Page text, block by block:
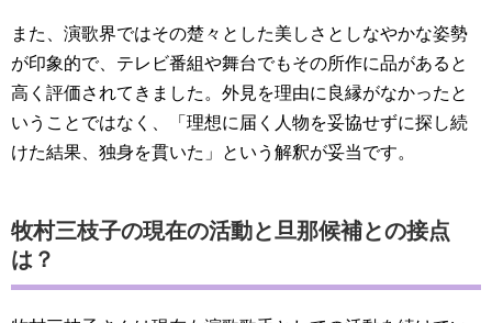
また、演歌界ではその楚々とした美しさとしなやかな姿勢
が印象的で、テレビ番組や舞台でもその所作に品があると
高く評価されてきました。外見を理由に良縁がなかったと
いうことではなく、「理想に届く人物を妥協せずに探し続
けた結果、独身を貫いた」という解釈が妥当です。
牧村三枝子の現在の活動と旦那候補との接点
は？